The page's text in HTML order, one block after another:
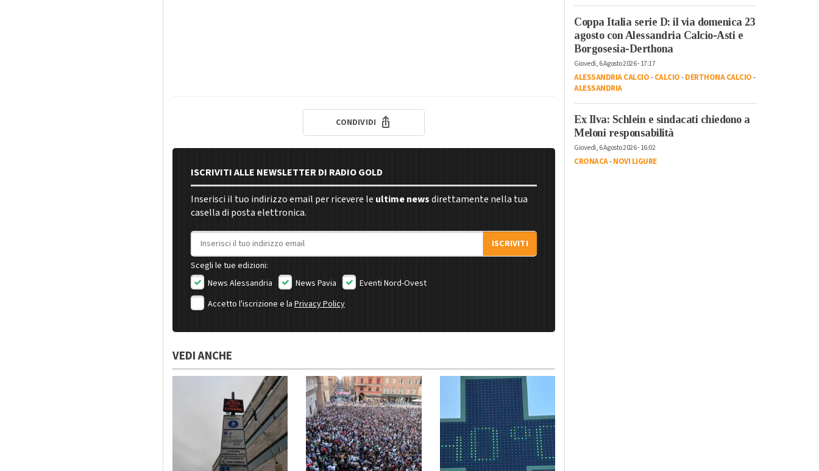
CONDIVIDI
ISCRIVITI ALLE NEWSLETTER DI RADIO GOLD
Inserisci il tuo indirizzo email per ricevere le ultime newsdirettamente nella tua
casella di posta elettronica.
Indirizzo email
ISCRIVITI
Scegli le tue edizioni:
News Alessandria
News Pavia
Eventi Nord-Ovest
Accetto l'iscrizione e la Privacy Policy
VEDI ANCHE
Coppa Italia serie D: il via domenica 23
agosto con Alessandria Calcio-Asti e
Borgosesia-Derthona
Giovedì, 6 Agosto 2026 - 17:17
ALESSANDRIA CALCIO-CALCIO-DERTHONA CALCIO-
ALESSANDRIA
Ex Ilva: Schlein e sindacati chiedono a
Meloni responsabilità
Giovedì, 6 Agosto 2026 - 16:02
CRONACA-NOVI LIGURE